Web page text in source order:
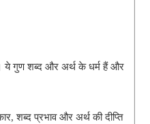
ये गुण शब्द और अर्थ के धर्म हैं और
शब्द प्रभाव और अर्थ की दीप्ति